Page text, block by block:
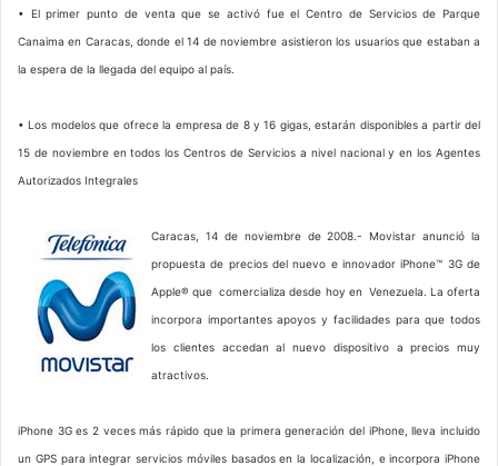
• El primer punto de venta que se activó fue el Centro de Servicios de Parque
Canaima en Caracas, donde el 14 de noviembre asistieron los usuarios que estaban a
la espera de la llegada del equipo al país.
• Los modelos que ofrece la empresa de 8 y 16 gigas, estarán disponibles a partir del
15 de noviembre en todos los Centros de Servicios a nivel nacional y en los Agentes
Autorizados Integrales
Caracas, 14 de noviembre de 2008.- Movistar anunció la
propuesta de precios del nuevo e innovador iPhone™ 3G de
Apple® que comercializa desde hoy en Venezuela. La oferta
incorpora importantes apoyos y facilidades para que todos
los clientes accedan al nuevo dispositivo a precios muy
atractivos.
iPhone 3G es 2 veces más rápido que la primera generación del iPhone, lleva incluido
un GPS para integrar servicios móviles basados en la localización, e incorpora iPhone